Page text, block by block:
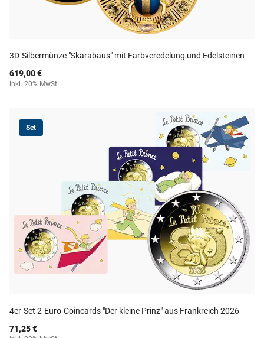
3D-Silbermünze "Skarabäus" mit Farbveredelung und Edelsteinen
619,00 €
inkl. 20% MwSt.
Set
4er-Set 2-Euro-Coincards "Der kleine Prinz" aus Frankreich 2026
71,25 €